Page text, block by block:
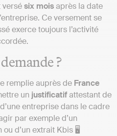
versésix moisaprès la date
Ce versement se
exerce toujours l’activité
?
remplie auprès de France
un justificatifattestant de
entreprise dans le cadre
par exemple d’un
d’un extrait Kbis 🖥